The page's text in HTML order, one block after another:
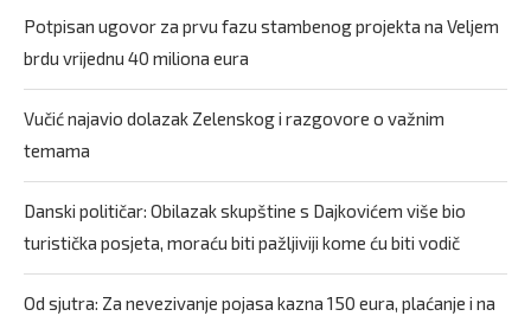
Potpisan ugovor za prvu fazu stambenog projekta na Veljem
brdu vrijednu 40 miliona eura
Vučić najavio dolazak Zelenskog i razgovore o važnim
temama
Danski političar: Obilazak skupštine s Dajkovićem više bio
turistička posjeta, moraću biti pažljiviji kome ću biti vodič
Od sjutra: Za nevezivanje pojasa kazna 150 eura, plaćanje i na